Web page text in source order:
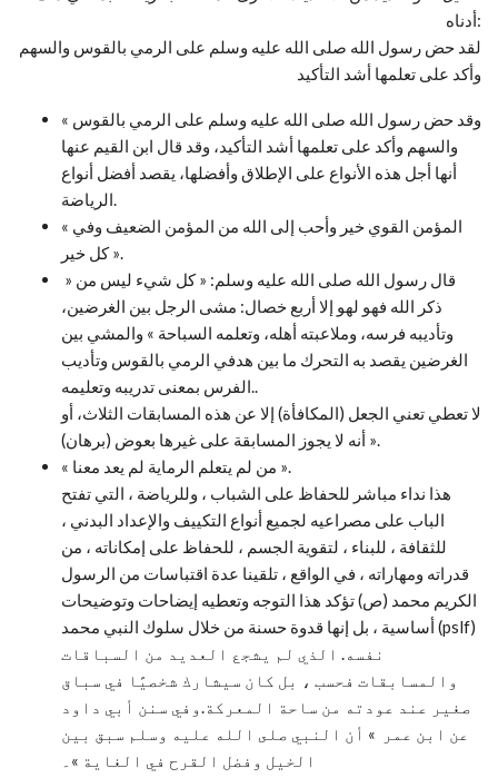
أدناه:
لقد حض رسول الله صلى الله عليه وسلم على الرمي بالقوس والسهم
وأكد على تعلمها أشد التأكيد
« وقد حض رسول الله صلى الله عليه وسلم على الرمي بالقوس
والسهم وأكد على تعلمها أشد التأكيد، وقد قال ابن القيم عنها
أنها أجل هذه الأنواع على الإطلاق وأفضلها، يقصد أفضل أنواع
« المؤمن القوي خير وأحب إلى الله من المؤمن الضعيف وفي
كل خير ».
» قال رسول الله صلى الله عليه وسلم: « كل شيء ليس من
ذكر الله فهو لهو إلا أربع خصال: مشى الرجل بين الغرضين،
وتأديبه فرسه، وملاعبته أهله، وتعلمه السباحة » والمشي بين
الغرضين يقصد به التحرك ما بين هدفي الرمي بالقوس وتأديب
لا تعطي تعني الجعل (المكافأة) إلا عن هذه المسابقات الثلاث، أو
أنه لا يجوز المسابقة على غيرها بعوض (برهان) ».
« من لم يتعلم الرماية لم يعد معنا ».
هذا نداء مباشر للحفاظ على الشباب ، وللرياضة ، التي تفتح
الباب على مصراعيه لجميع أنواع التكييف والإعداد البدني ،
للثقافة ، للبناء ، لتقوية الجسم ، للحفاظ على إمكاناته ، من
قدراته ومهاراته ، في الواقع ، تلقينا عدة اقتباسات من الرسول
الكريم محمد (ص) تؤكد هذا التوجه وتعطيه إيضاحات وتوضيحات
أساسية ، بل إنها قدوة حسنة من خلال سلوك النبي محمد (pslf)
نفسه. الذي لم يشجع العديد من السباقات
والمسابقات فحسب ، بل كان سيشارك شخصيًا في سباق
صغير عند عودته من ساحة المعركة.وفي سنن أبي داود
عن ابن عمر » أن النبي صلى الله عليه وسلم سبق بين
الخيل وفضل القرح في الغاية »۔